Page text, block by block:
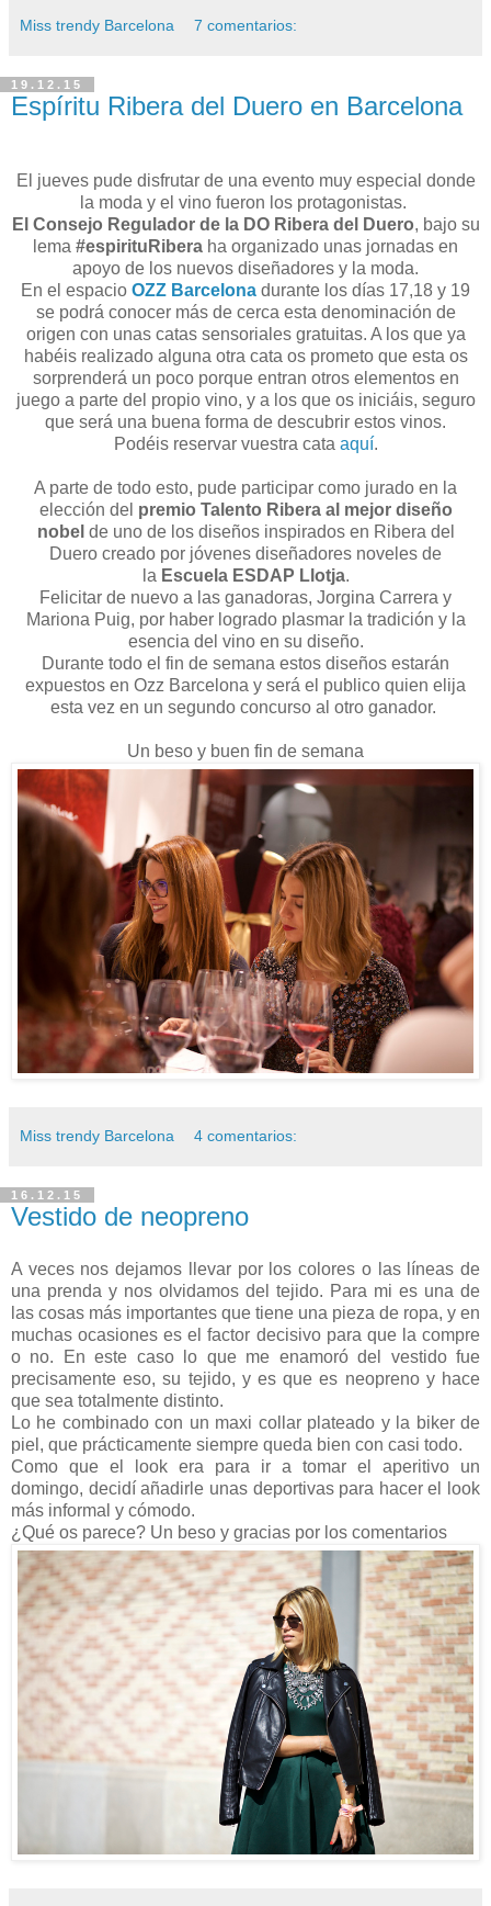
Miss trendy Barcelona 7 comentarios:
19.12.15
Espíritu Ribera del Duero en Barcelona
El jueves pude disfrutar de una evento muy especial donde
la moda y el vino fueron los protagonistas.
El Consejo Regulador de la DO Ribera del Duero, bajo su
lema #espirituRibera ha organizado unas jornadas en
apoyo de los nuevos diseñadores y la moda.
En el espacio OZZ Barcelona durante los días 17,18 y 19
se podrá conocer más de cerca esta denominación de
origen con unas catas sensoriales gratuitas. A los que ya
habéis realizado alguna otra cata os prometo que esta os
sorprenderá un poco porque entran otros elementos en
juego a parte del propio vino, y a los que os iniciáis, seguro
que será una buena forma de descubrir estos vinos.
Podéis reservar vuestra cata aquí.
A parte de todo esto, pude participar como jurado en la
elección del premio Talento Ribera al mejor diseño
nobel de uno de los diseños inspirados en Ribera del
Duero creado por jóvenes diseñadores noveles de
la Escuela ESDAP Llotja.
Felicitar de nuevo a las ganadoras, Jorgina Carrera y
Mariona Puig, por haber logrado plasmar la tradición y la
esencia del vino en su diseño.
Durante todo el fin de semana estos diseños estarán
expuestos en Ozz Barcelona y será el publico quien elija
esta vez en un segundo concurso al otro ganador.
Un beso y buen fin de semana
Miss trendy Barcelona 4 comentarios:
16.12.15
Vestido de neopreno
A veces nos dejamos llevar por los colores o las líneas de
una prenda y nos olvidamos del tejido. Para mi es una de
las cosas más importantes que tiene una pieza de ropa, y en
muchas ocasiones es el factor decisivo para que la compre
o no. En este caso lo que me enamoró del vestido fue
precisamente eso, su tejido, y es que es neopreno y hace
que sea totalmente distinto.
Lo he combinado con un maxi collar plateado y la biker de
piel, que prácticamente siempre queda bien con casi todo.
Como que el look era para ir a tomar el aperitivo un
domingo, decidí añadirle unas deportivas para hacer el look
más informal y cómodo.
¿Qué os parece? Un beso y gracias por los comentarios